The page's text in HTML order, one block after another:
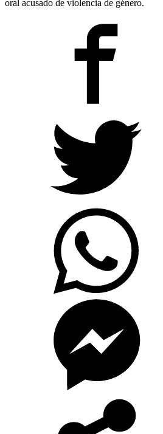
oral acusado de violencia de género.